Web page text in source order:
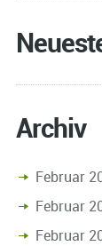
Archiv
Februar
Februar
Februar